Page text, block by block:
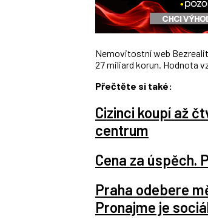
Nemovitostní web
27 miliard korun. Hodnota
Přečtěte si také:
Cizinci koupí až
centrum
Cena za úspěch.
Praha odebere
Pronajme je